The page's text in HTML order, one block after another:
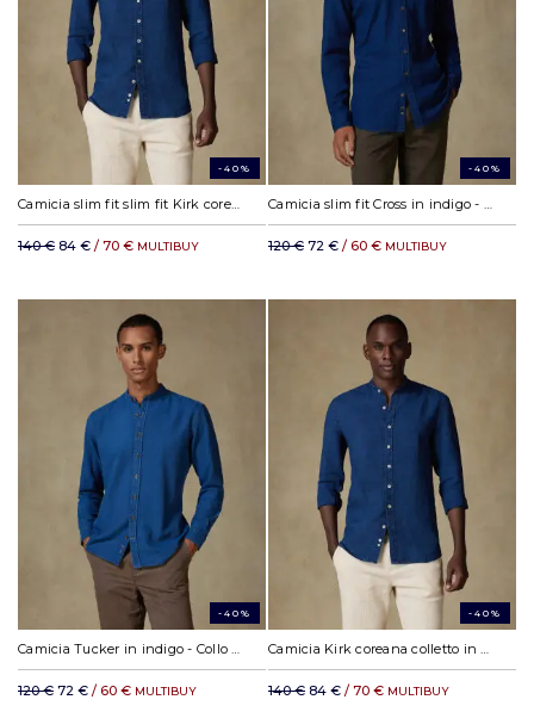
-40%
Camicia slim fit slim fit Kirk coreana colletto in lino indaco
140 € 84 € / 70 € MULTIBUY
-40%
120 € 72 € / 60 € MULTIBUY
-40%
Camicia Tucker in indigo - Collo alla coreana
120 € 72 € / 60 € MULTIBUY
-40%
Camicia Kirk coreana colletto in lino indaco
140 € 84 € / 70 € MULTIBUY